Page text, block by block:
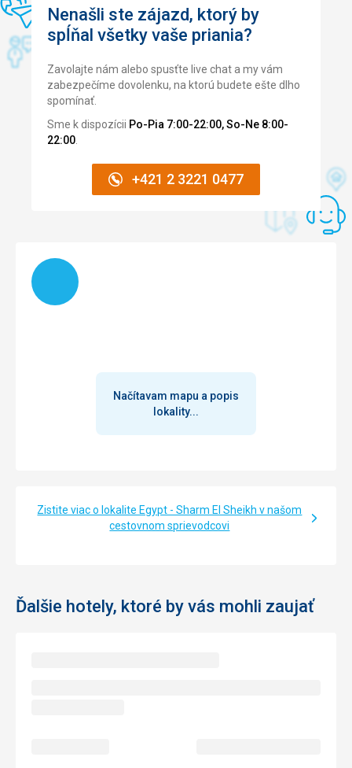
Služby
Veškeré služby na vysoké úrovni.
Google Translate
Strava
Ubytovanie
Okolie
Služby
Cena
Ubytovanie
Super
Služby
Nenašli ste zájazd, ktorý by
spĺňal všetky vaše priania?
Zavolajte nám alebo spusťte live chat a my vám
zabezpečíme dovolenku, na ktorú budete ešte dlho
spomínať.
Sme k dispozícii Po-Pia 7:00-22:00, So-Ne 8:00-
22:00.
+421 2 3221 0477
Načítam
Načítavam mapu a popis
lokality...
Zistite viac o lokalite Egypt - Sharm El Sheikh v našom
cestovnom sprievodcovi
Ďalšie hotely, ktoré by vás mohli zaujať